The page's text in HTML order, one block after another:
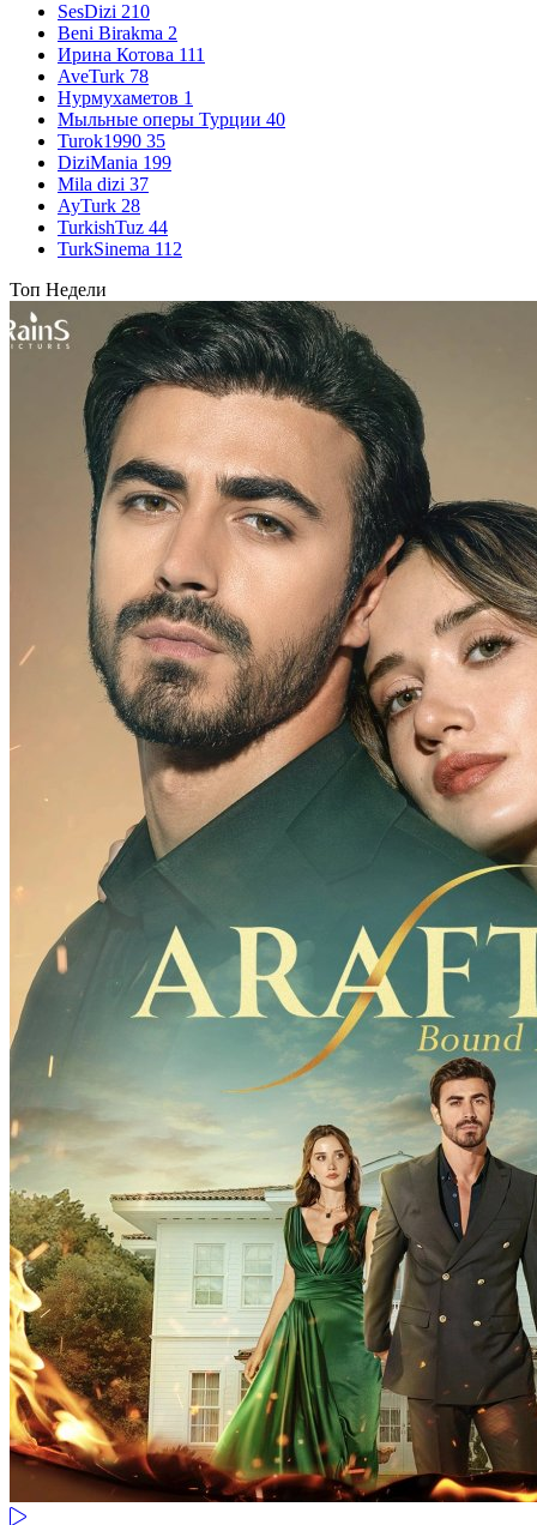
SesDizi 210
Beni Birakma 2
Ирина Котова 111
AveTurk 78
Нурмухаметов 1
Мыльные оперы Турции 40
Turok1990 35
DiziMania 199
Mila dizi 37
AyTurk 28
TurkishTuz 44
TurkSinema 112
Топ Недели